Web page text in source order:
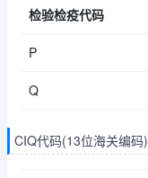
检验检疫代码
P
Q
CIQ代码(13位海关编码)